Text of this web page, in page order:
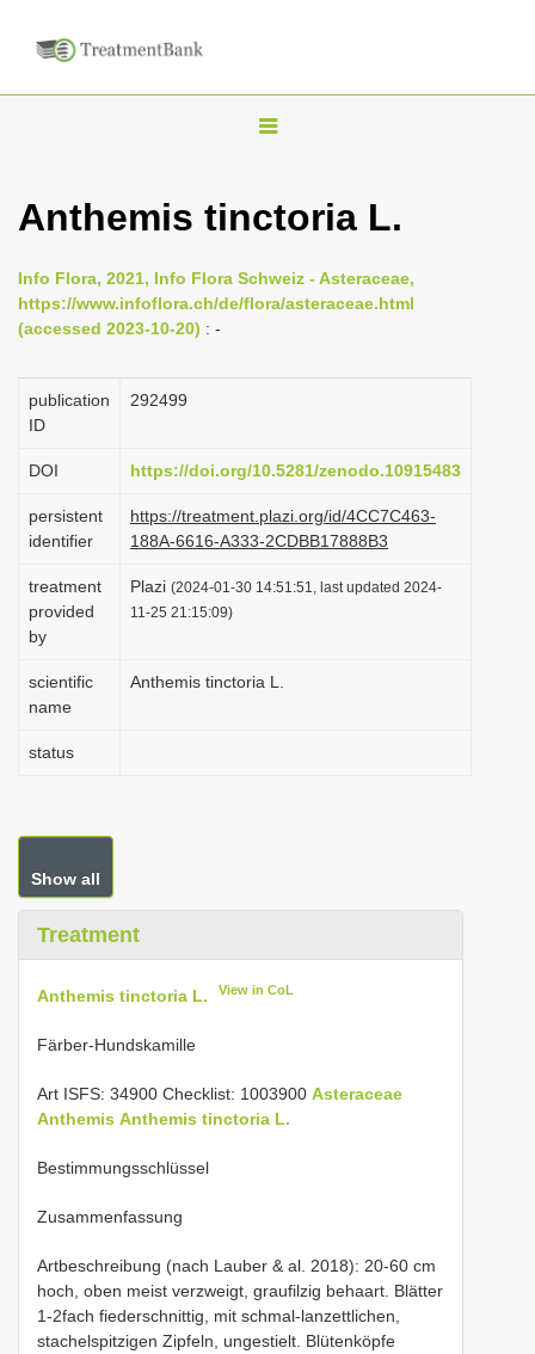
T
g
g
t
o
Anthemis tinctoria L.
Info Flora, 2021, Info Flora Schweiz - Asteraceae,
https://www.infoflora.ch/de/flora/asteraceae.html
(accessed 2023-10-20) : -
publication
ID
292499
DOI https://doi.org/10.5281/zenodo.10915483
persistent
identifier
https://treatment.plazi.org/id/4CC7C463-
188A-6616-A333-2CDBB17888B3
treatment
provided
by
Plazi (2024-01-30 14:51:51, last updated 2024-
11-25 21:15:09)
scientific
name
Anthemis tinctoria L.
status
Show all
Treatment
Anthemis tinctoria L. View in CoL
Färber-Hundskamille
Art ISFS: 34900 Checklist: 1003900 Asteraceae
Anthemis Anthemis tinctoria L.
Bestimmungsschlüssel
Zusammenfassung
Artbeschreibung (nach Lauber & al. 2018): 20-60 cm
hoch, oben meist verzweigt, graufilzig behaart. Blätter
1-2fach fiederschnittig, mit schmal-lanzettlichen,
stachelspitzigen Zipfeln, ungestielt. Blütenköpfe